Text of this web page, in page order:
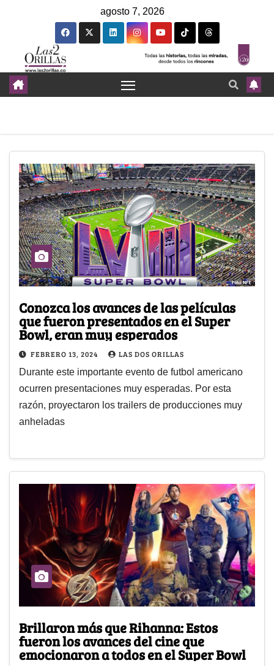
agosto 7, 2026
Conozca los avances de las películas
que fueron presentados en el Super
Bowl, eran muy esperados
FEBRERO 13, 2024 LAS DOS ORILLAS
Durante este importante evento de futbol americano
ocurren presentaciones muy esperadas. Por esta
razón, proyectaron los trailers de producciones muy
anheladas
Brillaron más que Rihanna: Estos
fueron los avances del cine que
emocionaron a todos en el Super Bowl